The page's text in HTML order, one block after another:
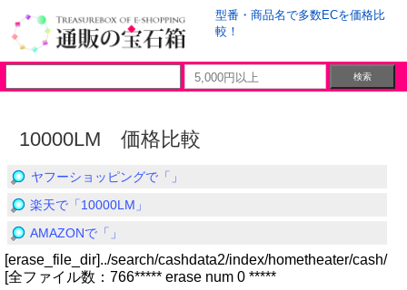
型番・商品名で多数ECを価格比
較！
10000LM 価格比較
ヤフーショッピングで「」
楽天で「10000LM」
AMAZONで「」
[erase_file_dir]../search/cashdata2/index/hometheater/cash/
[全ファイル数：766***** erase num 0 *****